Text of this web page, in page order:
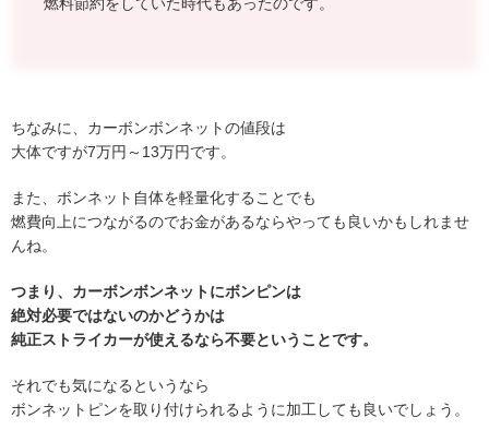
ちなみに、カーボンボンネットの値段は
大体ですが7万円～13万円です。
また、ボンネット自体を軽量化することでも
燃費向上につながるのでお金があるならやっても良いかもしれませ
んね。
つまり、カーボンボンネットにボンピンは
絶対必要ではないのかどうかは
純正ストライカーが使えるなら不要ということです。
それでも気になるというなら
ボンネットピンを取り付けられるように加工しても良いでしょう。